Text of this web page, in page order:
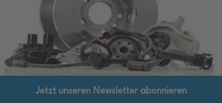
Jetzt unseren Newsletter abonnieren